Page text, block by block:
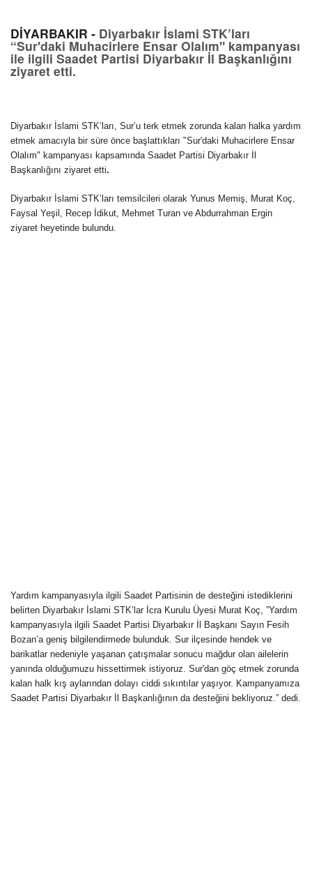
DİYARBAKIR - Diyarbakır İslami STK’ları
“Sur'daki Muhacirlere Ensar Olalım" kampanyası
ile ilgili Saadet Partisi Diyarbakır İl Başkanlığını
ziyaret etti.
Diyarbakır İslami STK’ları, Sur’u terk etmek zorunda kalan halka yardım
etmek amacıyla bir süre önce başlattıkları "Sur'daki Muhacirlere Ensar
Olalım" kampanyası kapsamında Saadet Partisi Diyarbakır İl
Başkanlığını ziyaret etti.
Diyarbakır İslami STK’ları temsilcileri olarak Yunus Memiş, Murat Koç,
Faysal Yeşil, Recep İdikut, Mehmet Turan ve Abdurrahman Ergin
ziyaret heyetinde bulundu.
Yardım kampanyasıyla ilgili Saadet Partisinin de desteğini istediklerini
belirten Diyarbakır İslami STK’lar İcra Kurulu Üyesi Murat Koç, ”Yardım
kampanyasıyla ilgili Saadet Partisi Diyarbakır İl Başkanı Sayın Fesih
Bozan’a geniş bilgilendirmede bulunduk. Sur ilçesinde hendek ve
barikatlar nedeniyle yaşanan çatışmalar sonucu mağdur olan ailelerin
yanında olduğumuzu hissettirmek istiyoruz. Sur'dan göç etmek zorunda
kalan halk kış aylarından dolayı ciddi sıkıntılar yaşıyor. Kampanyamıza
Saadet Partisi Diyarbakır İl Başkanlığının da desteğini bekliyoruz.” dedi.